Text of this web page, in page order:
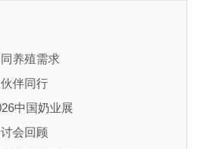
养殖需求
伴同行
中国奶业展
会回顾